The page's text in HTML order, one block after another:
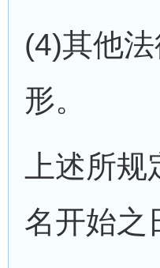
(4)其他
形。
上述所
名开始之